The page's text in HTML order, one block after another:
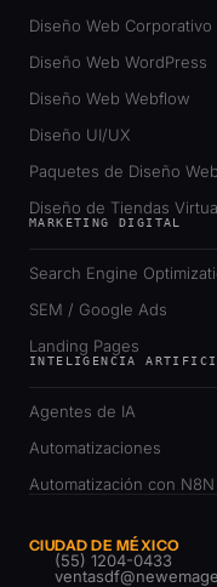
Diseño Web Corporativo
Diseño Web WordPress
Diseño Web Webflow
Diseño UI/UX
Paquetes de Diseño Web
Diseño de Tiendas
MARKETING DIGITAL
Search Engine
SEM / Google Ads
Landing Pages
INTELIGENCIA
Agentes de IA
Automatizaciones
Automatización con N8N
CIUDAD DE MÉXICO
(55) 1204-0433